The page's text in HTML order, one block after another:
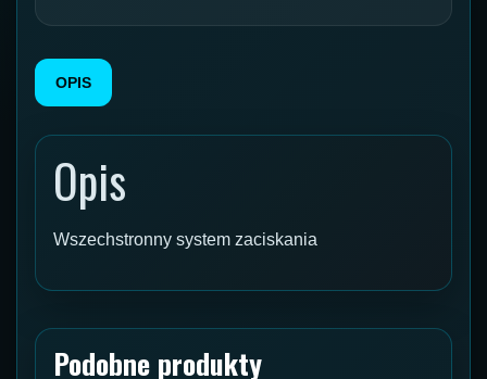
OPIS
Opis
Wszechstronny system zaciskania
Podobne produkty